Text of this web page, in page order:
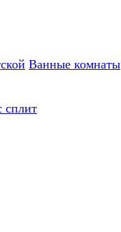
Ванные комнаты
сплит